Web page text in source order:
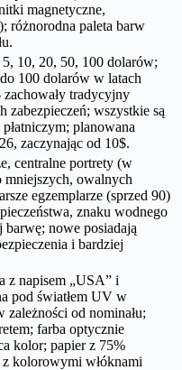
magnetyczne,
różnorodna paleta barw
10, 20, 50, 100 dolarów;
100 dolarów w latach
tradycyjny
zabezpieczeń; wszystkie są
planowana
zaczynając od 10$.
centralne portrety (w
mniejszych, owalnych
egzemplarze (sprzed 90)
znaku wodnego
nowe posiadają
i bardziej
z napisem „USA” i
pod światłem UV w
od nominału;
farba optycznie
kolor; papier z 75%
kolorowymi włóknami